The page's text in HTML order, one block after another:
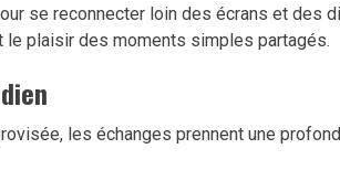
se reconnecter loin des écrans et des
plaisir des moments simples partagés.
les échanges prennent une